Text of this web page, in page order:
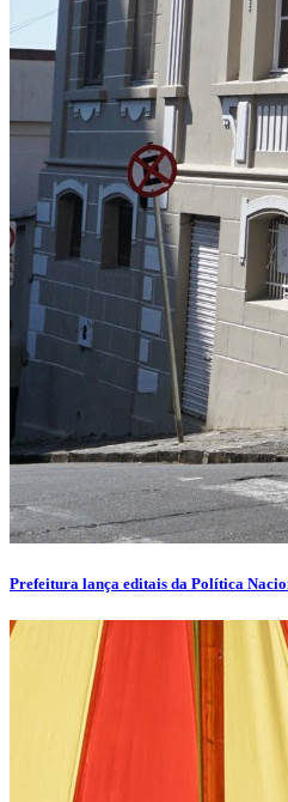
Prefeitura lança editais da Política